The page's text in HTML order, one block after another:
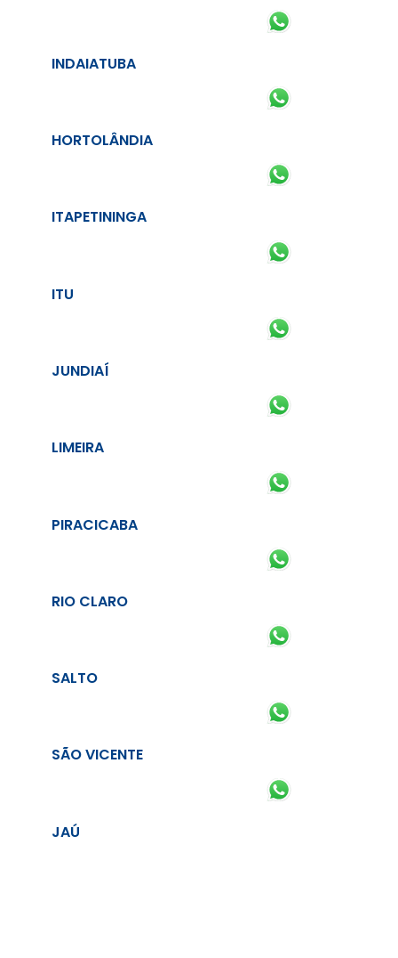
INDAIATUBA
HORTOLÂNDIA
ITAPETININGA
ITU
JUNDIAÍ
LIMEIRA
PIRACICABA
RIO CLARO
SALTO
SÃO VICENTE
JAÚ